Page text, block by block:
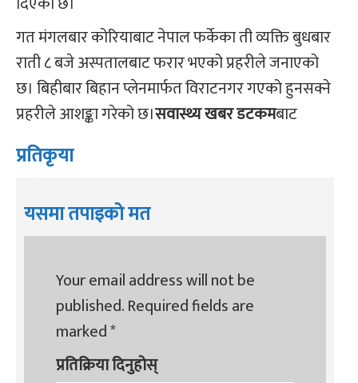
गत मंगलबार कोरियाबाट नेपाल फर्केका ती व्यक्ति बुधबार
राती ८ बजे अस्पतालबाट फरार भएको प्रहरीले जनाएको
छ। बिहीबार बिहान प्लेनमार्फत विराटनगर गएको हुनसक्ने
प्रहरीले आशङ्का गरेको छ।सवास्थ्य खबर डटकमबाट
प्रतिकृया
यसमा तपाइको मत
Your email address will not be
published.Required fields are
marked*
प्रतिक्रिया दिनुहोस्